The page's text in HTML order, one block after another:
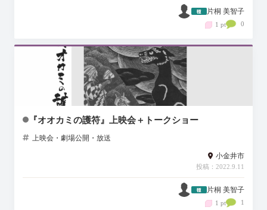
片桐 美智子
1 pt 0
『オオカミの護符』上映会＋トークショー
上映会・劇場公開・放送
小金井市
投稿：2022.9.11
片桐 美智子
1 pt 1